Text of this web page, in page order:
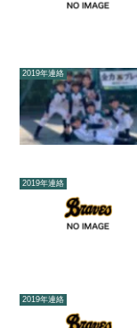
2019年連絡
2019年連絡
2019年連絡